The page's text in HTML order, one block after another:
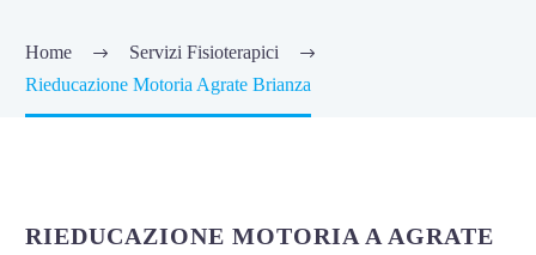
Home
Servizi Fisioterapici
Rieducazione Motoria Agrate Brianza
RIEDUCAZIONE MOTORIA A AGRATE